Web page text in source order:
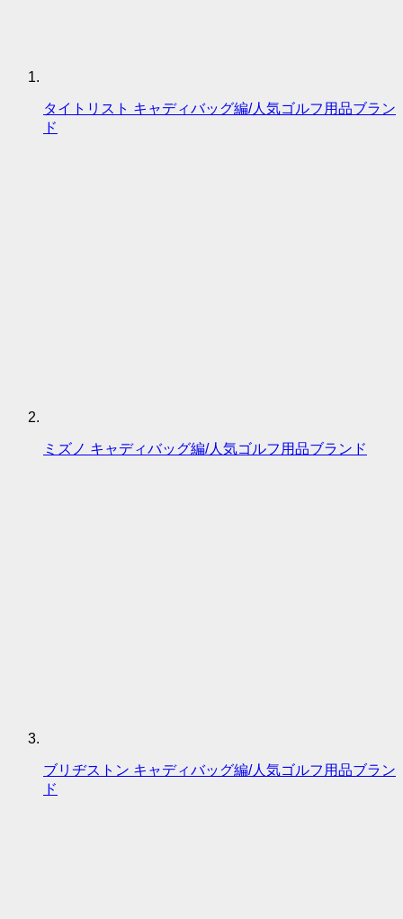
タイトリスト キャディバッグ編/人気ゴルフ用品ブラン
ド
ミズノ キャディバッグ編/人気ゴルフ用品ブランド
ブリヂストン キャディバッグ編/人気ゴルフ用品ブラン
ド